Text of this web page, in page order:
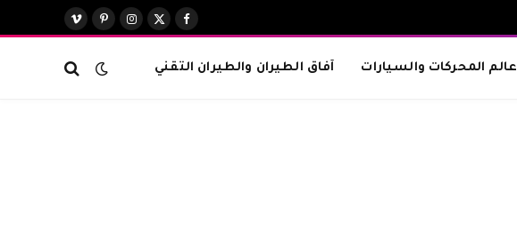
فيسبوك
X
الانستغرامبينتيريست
فيميو
عالم المحركات والسيارات آفاق الطيران والطيران التقني